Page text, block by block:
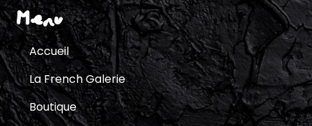
Menu
Accueil
La French Galerie
Boutique